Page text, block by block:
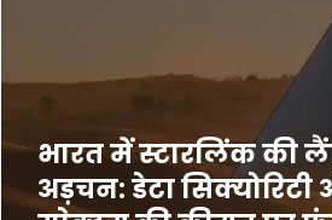
भारत में स्टारलिंक की
अड़चन: डेटा सिक्योरिटी